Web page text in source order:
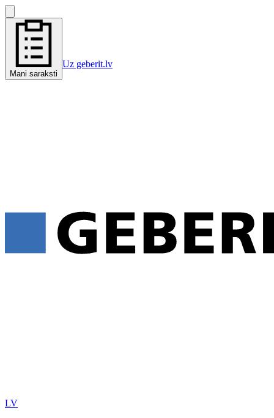
Mani saraksti
Uz geberit.lv
LV